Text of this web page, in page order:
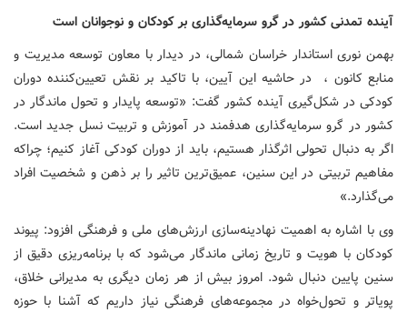
آینده تمدنی کشور در گرو سرمایه‌گذاری بر کودکان و نوجوانان است
بهمن نوری استاندار خراسان شمالی، در دیدار با معاون توسعه مدیریت و
منابع کانون ، در حاشیه این آیین، با تاکید بر نقش تعیین‌کننده دوران
کودکی در شکل‌گیری آینده کشور گفت: «توسعه پایدار و تحول ماندگار در
کشور در گرو سرمایه‌گذاری هدفمند در آموزش و تربیت نسل جدید است.
اگر به دنبال تحولی اثرگذار هستیم، باید از دوران کودکی آغاز کنیم؛ چراکه
مفاهیم تربیتی در این سنین، عمیق‌ترین تاثیر را بر ذهن و شخصیت افراد
می‌گذارد.»
وی با اشاره به اهمیت نهادینه‌سازی ارزش‌های ملی و فرهنگی افزود: پیوند
کودکان با هویت و تاریخ زمانی ماندگار می‌شود که با برنامه‌ریزی دقیق از
سنین پایین دنبال شود. امروز بیش از هر زمان دیگری به مدیرانی خلاق،
پویاتر و تحول‌خواه در مجموعه‌های فرهنگی نیاز داریم که آشنا با حوزه